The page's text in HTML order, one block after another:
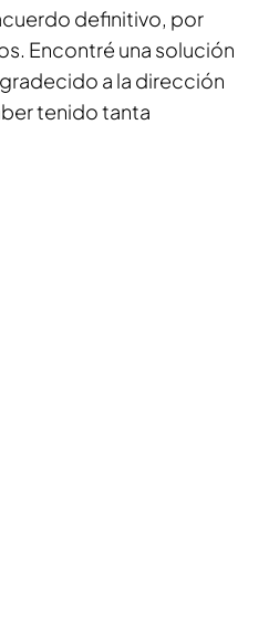
definitivo, por
Encontré una solución
a la dirección
tenido tanta